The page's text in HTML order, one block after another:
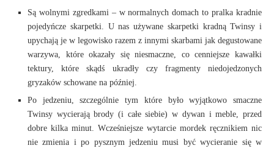
Są wolnymi zgredkami – w normalnych domach to pralka kradnie
pojedyńcze skarpetki. U nas używane skarpetki kradną Twinsy i
upychają je w legowisko razem z innymi skarbami jak degustowane
warzywa, które okazały się niesmaczne, co cenniejsze kawałki
tektury, które skądś ukradły czy fragmenty niedojedzonych
gryzaków schowane na później.
Po jedzeniu, szczególnie tym które było wyjątkowo smaczne
Twinsy wycierają brody (i całe siebie) w dywan i meble, przed
dobre kilka minut. Wcześniejsze wytarcie mordek ręcznikiem nic
nie zmienia i po pysznym jedzeniu musi być wycieranie się w